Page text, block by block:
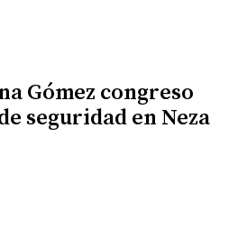
Gómez congreso
seguridad en Neza